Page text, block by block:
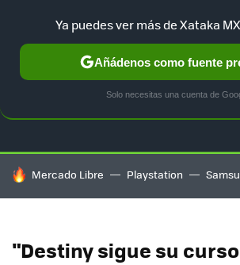
HOY SE HABLA DE
Mercado Libre Playstation
"Destiny sigue su
Ya puedes ver más de Xataka
Añádenos como fuente
Solo necesitas una cuenta de